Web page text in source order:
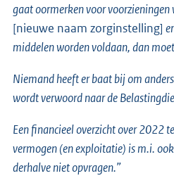
gaat oormerken voor
[nieuwe naam zorginstelling]
middelen worden voldaan, dan
Niemand heeft er baat bij om
wordt verwoord naar de
Een financieel overzicht over 2022
vermogen (en exploitatie) is m.i.
derhalve niet opvragen.”